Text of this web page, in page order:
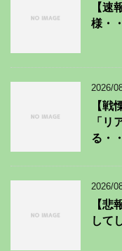
【速
様・
2026/
【戦
「リ
る・
2026/
【悲
して